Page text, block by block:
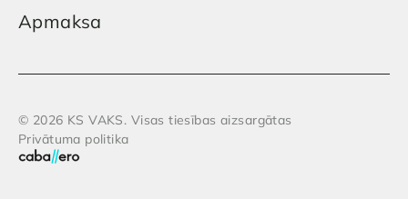
Apmaksa
© 2026 KS VAKS. Visas tiesības aizsargātas
Privātuma politika